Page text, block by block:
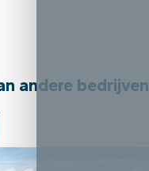
andere bedrijven